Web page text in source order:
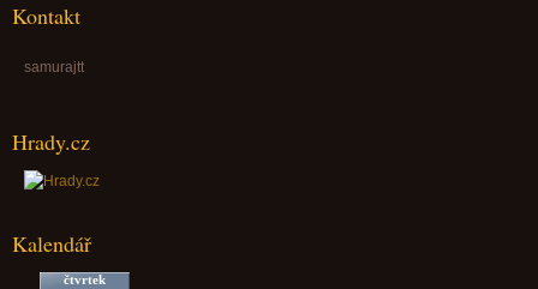
Kontakt
samurajtt
Hrady.cz
Kalendář
čtvrtek